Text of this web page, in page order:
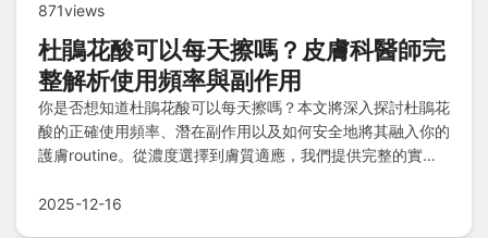
871views
杜鵑花酸可以每天擦嗎？皮膚科醫師完
整解析使用頻率與副作用
你是否想知道杜鵑花酸可以每天擦嗎？本文將深入探討杜鵑花
酸的正確使用頻率、潛在副作用以及如何安全地將其融入你的
護膚routine。從濃度選擇到膚質適應，我們提供完整的實用
2025-12-16